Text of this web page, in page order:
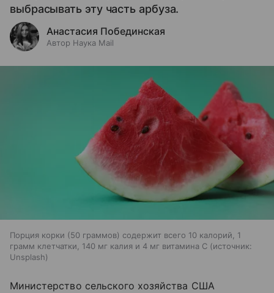
выбрасывать эту часть арбуза.
Анастасия Побединская
Автор Наука Mail
Порция корки (50 граммов) содержит всего 10 калорий, 1
грамм клетчатки, 140 мг калия и 4 мг витамина С
источник:
Unsplash
Министерство сельского хозяйства США